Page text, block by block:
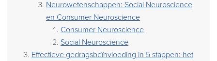
Neurowetenschappen: Social Neuroscience
en Consumer Neuroscience
Consumer Neuroscience
Social Neuroscience
Effectieve gedragsbeïnvloeding in 5 stappen: het